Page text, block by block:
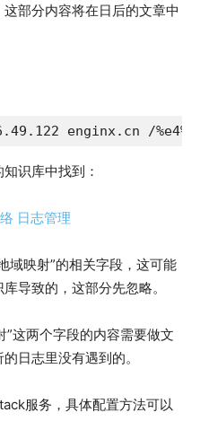
部分内容将在日后的文章中
识库中找到：
日志管理
域映射”的相关字段，这可能
导致的，这部分先忽略。
”这两个字段的内容需要做文
日志里没有遇到的。
服务，具体配置方法可以